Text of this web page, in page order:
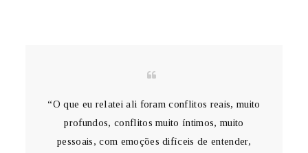
“O que eu relatei ali foram conflitos reais, muito
profundos, conflitos muito íntimos, muito
pessoais, com emoções difíceis de entender,